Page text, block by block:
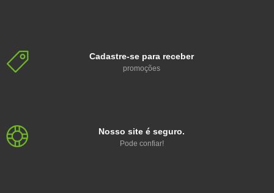
Cadastre-se para receber
promoções
Nosso site é seguro.
Pode confiar!